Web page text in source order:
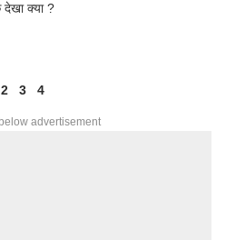
देखा क्या ?
2 3 4
advertisement